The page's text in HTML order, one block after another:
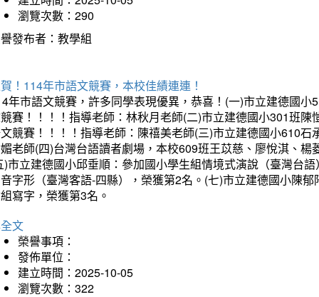
瀏覽次數：290
發布者：教學組
！114年市語文競賽，本校佳績連連！
年市語文競賽，許多同學表現優異，恭喜！(一)市立建德國
賽！！！！指導老師：林秋月老師(二)市立建德國小301班
競賽！！！！指導老師：陳禧美老師(三)市立建德國小610
老師(四)台灣台語讀者劇場，本校609班王苡慈、廖悅淇、
)市立建德國小邱垂順：參加國小學生組情境式演說（臺灣台
字形（臺灣客語-四縣），榮獲第2名。(七)市立建德國小陳
寫字，榮獲第3名。
文
榮譽事項：
發佈單位：
建立時間：2025-10-05
瀏覽次數：322